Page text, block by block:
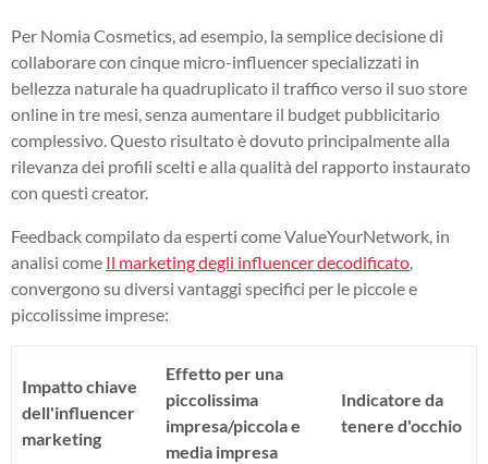
Per Nomia Cosmetics, ad esempio, la semplice decisione di
collaborare con cinque micro-influencer specializzati in
bellezza naturale ha quadruplicato il traffico verso il suo store
online in tre mesi, senza aumentare il budget pubblicitario
complessivo. Questo risultato è dovuto principalmente alla
rilevanza dei profili scelti e alla qualità del rapporto instaurato
con questi creator.
Feedback compilato da esperti come ValueYourNetwork, in
analisi come Il marketing degli influencer decodificato,
convergono su diversi vantaggi specifici per le piccole e
piccolissime imprese:
Impatto chiave
dell'influencer
marketing
Effetto per una
piccolissima
impresa/piccola e
media impresa
Indicatore da
tenere d'occhio